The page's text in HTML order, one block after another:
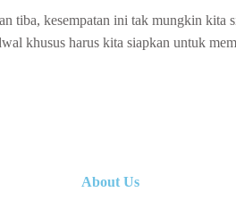
tiba, kesempatan ini tak mungkin kita
khusus harus kita siapkan untuk
About Us